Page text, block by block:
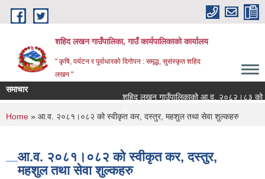
Skip to main content
शहिद लखन गाउँपालिका, गाउँ कार्यपालिकाको कार्यालय
" कृषि, पर्यटन र पूर्वाधारको दिगोपन : समृद्ध, सुसंस्कृत शहिद
लखन "
समाचार
शहिद लखन गाउँपालिकाको आ.व. २०८२।८३ को
You are here
Home » आ.व. २०८१।०८२ को स्वीकृत कर, दस्तुर, महशुल तथा सेवा शुल्कहरु
आ.व. २०८१।०८२ को स्वीकृत कर, दस्तुर,
महशुल तथा सेवा शुल्कहरु